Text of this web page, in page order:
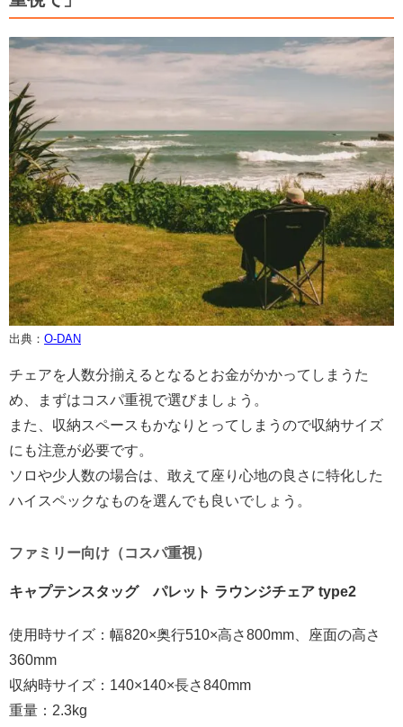
出典： O-DAN
チェアを人数分揃えるとなるとお金がかかってしまうた
め、まずはコスパ重視で選びましょう。
また、収納スペースもかなりとってしまうので収納サイズ
にも注意が必要です。
ソロや少人数の場合は、敢えて座り心地の良さに特化した
ハイスペックなものを選んでも良いでしょう。
ファミリー向け（コスパ重視）
キャプテンスタッグ パレット ラウンジチェア type2
使用時サイズ：幅820×奥行510×高さ800mm、座面の高さ
360mm
収納時サイズ：140×140×長さ840mm
重量：2.3kg